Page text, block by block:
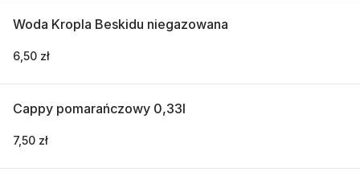
Woda Kropla Beskidu niegazowana
6,50 zł
Cappy pomarańczowy 0,33l
7,50 zł